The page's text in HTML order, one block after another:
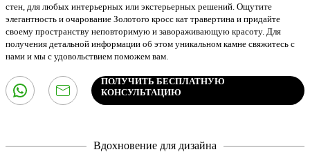
стен, для любых интерьерных или экстерьерных решений. Ощутите
элегантность и очарование Золотого кросс кат травертина и придайте
своему пространству неповторимую и завораживающую красоту. Для
получения детальной информации об этом уникальном камне свяжитесь с
нами и мы с удовольствием поможем вам.
ПОЛУЧИТЬ БЕСПЛАТНУЮ
КОНСУЛЬТАЦИЮ
Вдохновение для дизайна